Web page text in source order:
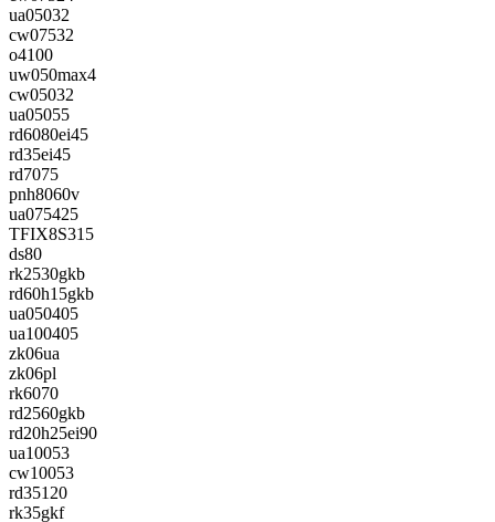
ua05032
cw07532
o4100
uw050max4
cw05032
ua05055
rd6080ei45
rd35ei45
rd7075
pnh8060v
ua075425
TFIX8S315
ds80
rk2530gkb
rd60h15gkb
ua050405
ua100405
zk06ua
zk06pl
rk6070
rd2560gkb
rd20h25ei90
ua10053
cw10053
rd35120
rk35gkf